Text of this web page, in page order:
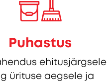
Puhastus
ehitusjärgsele
ürituse aegsele ja